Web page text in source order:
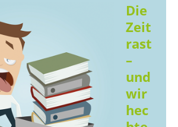
Die
Zeit
rast
–
und
wir
hec